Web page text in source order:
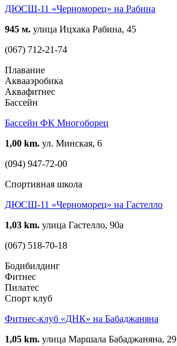
ДЮСШ-11 «Черноморец» на Рабина
945 м. улица Ицхака Рабина, 45
(067) 712-21-74
Плавание
Аквааэробика
Аквафитнес
Бассейн
Бассейн ФК Многоборец
1,00 km. ул. Минская, 6
(094) 947-72-00
Спортивная школа
ДЮСШ-11 «Черноморец» на Гастелло
1,03 km. улица Гастелло, 90а
(067) 518-70-18
Бодибилдинг
Фитнес
Пилатес
Спорт клуб
Фитнес-клуб «ДНК» на Бабаджаняна
1,05 km. улица Маршала Бабаджаняна, 29